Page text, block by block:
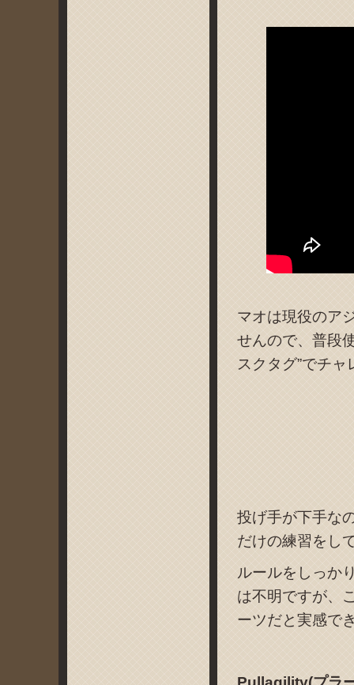
マオは現役のア
せんので、普段
スクタグ”でチ
投げ手が下手な
だけの練習をし
ルールをしっか
は不明ですが、
ーツだと実感で